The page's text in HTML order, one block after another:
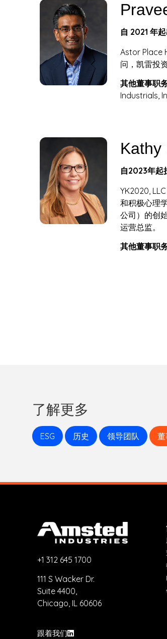
自 2021 年
Astor Place
问，凯雷投
其他董事职
Industrials,
Kathy
自2023年起
YK2020,
和积极心理
公司）的创
运营总监。
其他董事职
了解更多
ESG 历史 领导团队
+1 312 645 1700
111 S Wacker Dr.
Suite 4400,
Chicago, IL 60606
跟着我们